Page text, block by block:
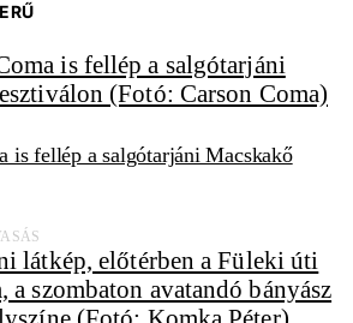
is fellép a salgótarjáni Macskakő